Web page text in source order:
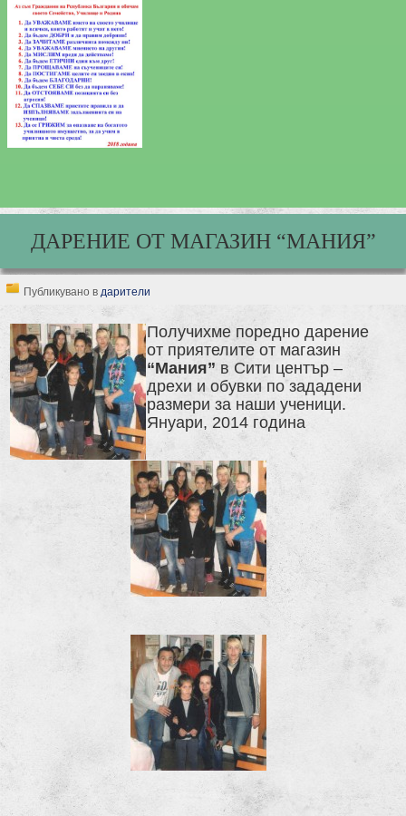
ДАРЕНИЕ ОТ МАГАЗИН “МАНИЯ”
Публикувано в дарители
Получихме поредно дарение
от приятелите от магазин
“Мания” в Сити център –
дрехи и обувки по зададени
размери за наши ученици.
Януари, 2014 година